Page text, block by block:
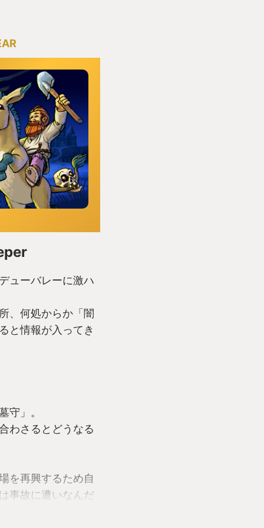
ューバレーに激ハ
、何処からか「闇
と情報が入ってき
守」。
わさるとどうなる
を再興するため自
事故に遭いなんだ